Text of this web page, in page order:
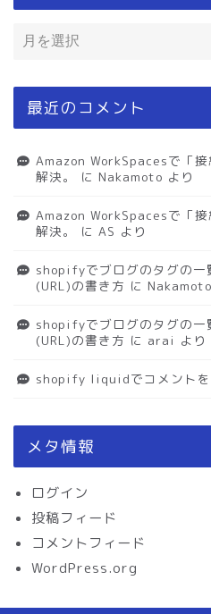
最近のコメント
Amazon WorkSpacesで「
解決。
に Nakamoto より
Amazon WorkSpacesで「
解決。
に AS より
shopifyでブログのタグの一
(URL)の書き方 に Nakamoto
shopifyでブログのタグの一
(URL)の書き方 に arai より
shopify liquidでコメントを
メタ情報
ログイン
投稿フィード
コメントフィード
WordPress.org